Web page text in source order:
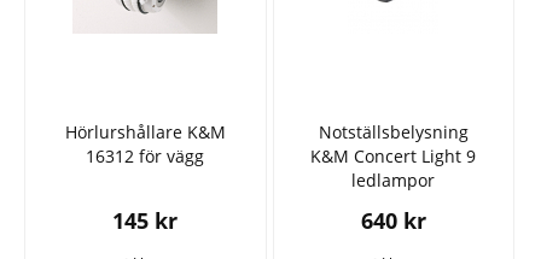
Hörlurshållare K&M
16312 för vägg
145 kr
Notställsbelysning
K&M Concert Light 9
ledlampor
640 kr